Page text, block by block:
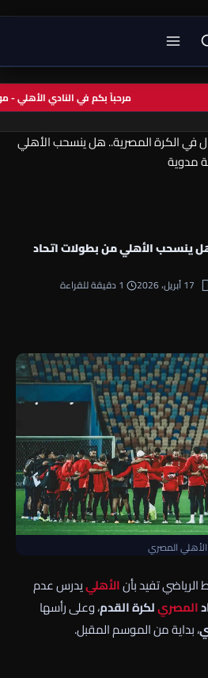
مرحباً بكم في النادي الأهلي
في الكرة المصرية.. هل ينسحب الأهلي
مدوية
ينسحب الأهلي من بطولات اتحاد
17 أبريل، 2026
1 دقيقة للقراءة
الأهلي المصري
الرياضي تفيد بأنالأهلييدرس عدم
المصريلكرة القدم، وعلى رأسها
، بداية من الموسم المقبل.